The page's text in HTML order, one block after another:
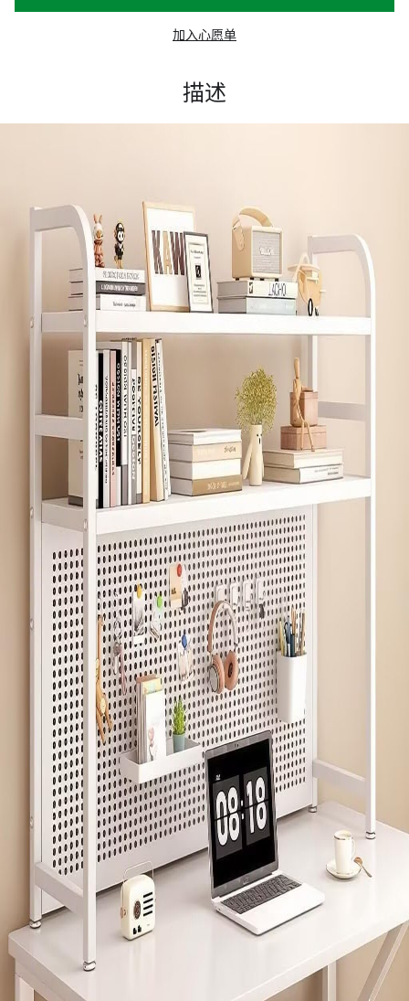
加入心愿单
描述